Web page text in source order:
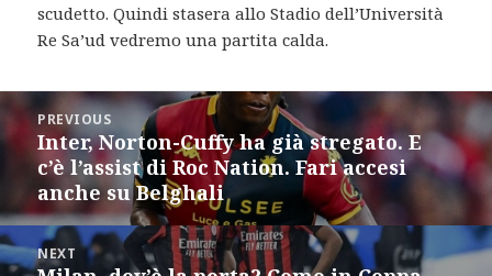
scudetto. Quindi stasera allo Stadio dell’Università
Re Sa’ud vedremo una partita calda.
Post
navigation
PREVIOUS
Previous
post:
Inter, Norton-Cuffy ha già stregato. E
c’è l’assist di Roc Nation. Fari accesi
anche su Belghali
NEXT